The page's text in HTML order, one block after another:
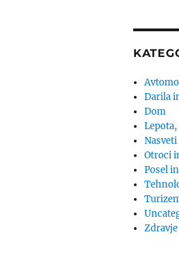
Darila
Dom
Nasveti
Otroci
Posel
Zdravje